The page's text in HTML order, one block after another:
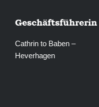
Geschäftsführerin
Cathrin to Baben –
Heverhagen